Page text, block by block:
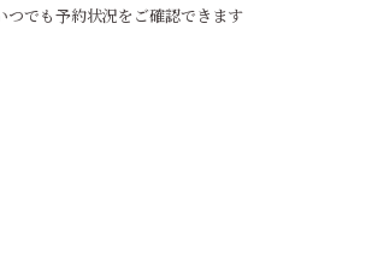
でも予約状況をご確認できます